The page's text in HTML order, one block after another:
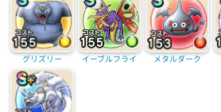
グリズリー イーブルフライ メタルダーク